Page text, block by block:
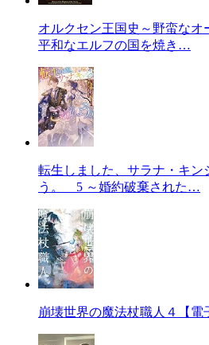
オルクセン王国史～野蛮なオ
平和なエルフの国を焼き…
転生しました、サラナ・キン
う。 5 ～婚約破棄された…
崩壊世界の魔法杖職人４【電